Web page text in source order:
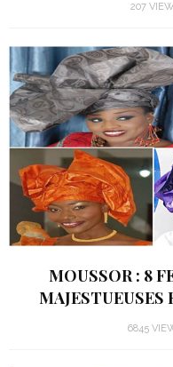
207
MOUSSOR : 8
MAJESTUEUSES
6845